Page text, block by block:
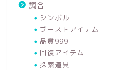
調合
シンボル
ブーストアイテム
品質999
回復アイテム
探索道具